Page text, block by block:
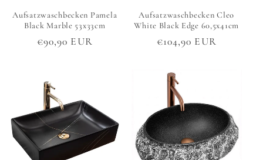
Aufsatzwaschbecken Pamela
Black Marble 53x33cm
Normaler
€90,90 EUR
Aufsatzwaschbecken Cleo
White Black Edge 60,5x41cm
Normaler
€104,90 EUR